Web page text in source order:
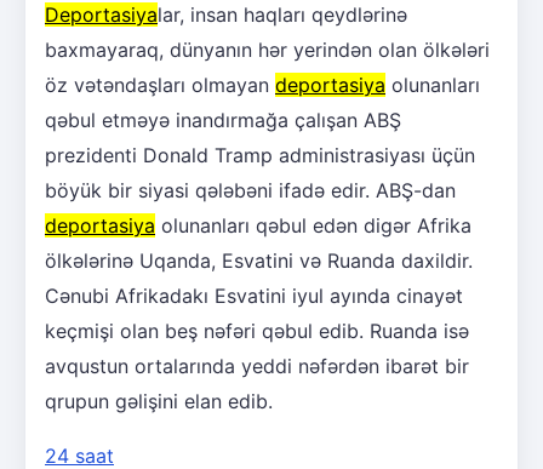
Deportasiyalar, insan haqları qeydlərinə
baxmayaraq, dünyanın hər yerindən olan ölkələri
öz vətəndaşları olmayan deportasiya olunanları
qəbul etməyə inandırmağa çalışan ABŞ
prezidenti Donald Tramp administrasiyası üçün
böyük bir siyasi qələbəni ifadə edir. ABŞ-dan
deportasiya olunanları qəbul edən digər Afrika
ölkələrinə Uqanda, Esvatini və Ruanda daxildir.
Cənubi Afrikadakı Esvatini iyul ayında cinayət
keçmişi olan beş nəfəri qəbul edib. Ruanda isə
avqustun ortalarında yeddi nəfərdən ibarət bir
qrupun gəlişini elan edib.
24 saat